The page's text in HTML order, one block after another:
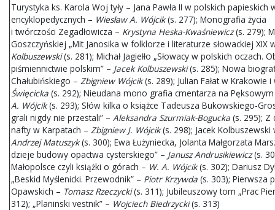
Turystyka ks. Karola Woj tyły – Jana Pawła II w polskich papieskich
encyklopedycznych – Wiesław A. Wójcik(s. 277); Monografia życia
i twórczości Zegadłowicza – Krystyna Heska-Kwaśniewicz(s. 279);
Goszczyńskiej „Mit Janosika w folklorze i literaturze słowackiej XIX
Kolbuszewski(s. 281); Michał Jagiełło „Słowacy w polskich oczach.
piśmiennictwie polskim” – Jacek Kolbuszewski(s. 285); Nowa
Chałubińskiego – Zbigniew Wójcik(s. 289); Julian Fałat w Krakowie
Święcicka (s. 292); Nieudana mono grafia cmentarza na
A. Wójcik(s. 293); Słów kilka o książce Tadeusza Bukowskiego-
grali nigdy nie przestali” – Aleksandra Szurmiak-Bogucka (s. 295);
nafty w Karpatach – Zbigniew J. Wójcik(s. 298); Jacek
Andrzej Matuszyk(s. 300); Ewa Łużyniecka, Jolanta Małgorzata
dzieje budowy opactwa cysterskiego” – Janusz Andrusikiewicz(s.
Małopolsce czyli książki o górach – W. A. Wójcik(s. 302); Dariusz
„Beskid Myślenicki. Przewodnik” – Piotr Krzywda (s. 303); Pierwsza
Opawskich – Tomasz Rzeczycki(s. 311); Jubileuszowy tom „Prac
312); „Planinski vestnik” – Wojciech Biedrzycki(s. 313)